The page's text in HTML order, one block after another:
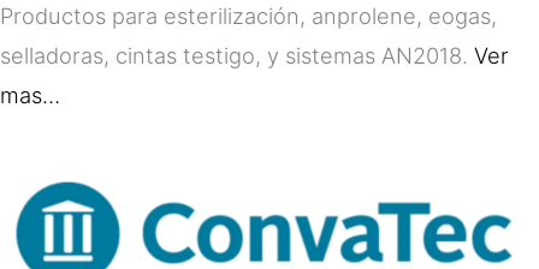
Productos para esterilización, anprolene, eogas,
selladoras, cintas testigo, y sistemas AN2018. Ver
mas…